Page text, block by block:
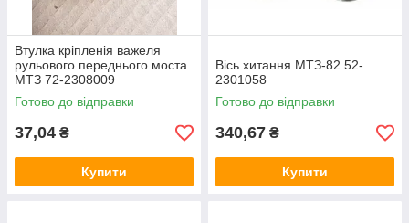
Втулка кріпленія важеля
рульового переднього моста
МТЗ 72-2308009
Готово до відправки
37,04 ₴
Купити
Вісь хитання МТЗ-82 52-
2301058
Готово до відправки
340,67 ₴
Купити